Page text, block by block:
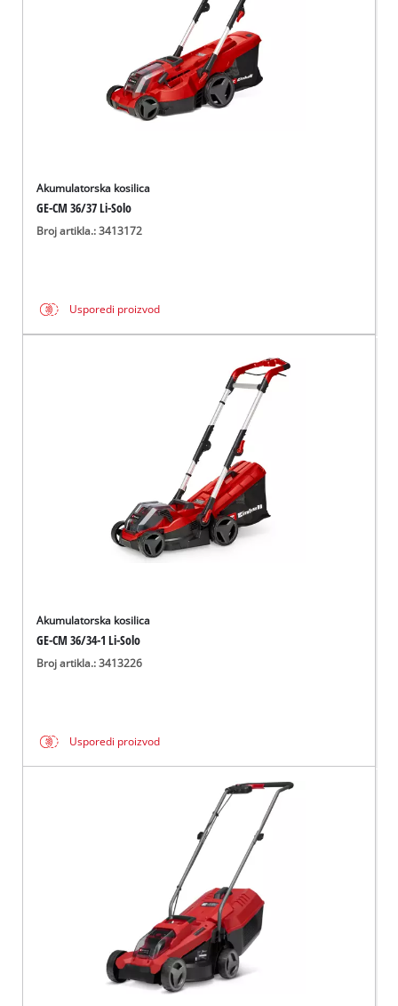
Akumulatorska kosilica
GE-CM 36/37 Li-Solo
Broj artikla.: 3413172
Usporedi proizvod
Akumulatorska kosilica
GE-CM 36/34-1 Li-Solo
Broj artikla.: 3413226
Usporedi proizvod